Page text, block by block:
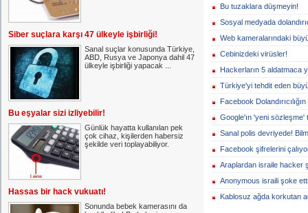
Siber suçlara karşı 47 ülkeyle işbirliği!
Sanal suçlar konusunda Türkiye,
ABD, Rusya ve Japonya dahil 47
ülkeyle işbirliği yapacak ...
Bu eşyalar sizi izliyebilir!
Günlük hayatta kullanılan pek
çok cihaz, kişilerden habersiz
şekilde veri toplayabiliyor.
Hassas bir hack vukuatı!
Sonunda bebek kamerasını da
Bu tuzaklara düşmeyin!
Sosyal medyada
Web kameralarındaki
Cebinizdeki virüsler!
Hackerların 5 aldatmaca
Türkiye'yi tehdit eden
Facebook
Google'ın 'yeni sözleşme'
Sanal polis devriyede!
Facebook şifrelerini
Araplardan israile hacker
Anonymous israili şoke
Kablosuz ağda korkutan